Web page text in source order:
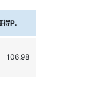
得P.
106.98